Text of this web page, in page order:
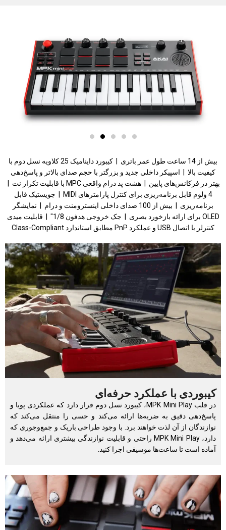
بیش از 14 ساعت طول عمر باتری | کیبورد داینامیک 25 کلاویه نسل دوم با
کیفیت بالا | اسپیکر داخلی جدید و بزرگتر با حجم صدای بالاتر و پاسخ‌دهی
بهتر در فرکانس‌های پایین | هشت پد درام واقعی MPC با قابلیت تکرار نت |
4 ولوم قابل برنامه‌ریزی برای کنترل پارامترهای MIDI | جویستیک قابل
برنامه‌ریزی | بیش از 100 صدای داخلی اینسترومنت و درام | نمایشگر
OLED برای ارائه بازخورد بصری | جک خروجی هدفون 1/8″ | قابلیت میدی
کنترلر با اتصال USB و عملکرد PnP مطابق استاندارد Class-Compliant
کیبوردی با عملکرد حرفه‌ای
در قلب MPK Mini Play، کیبورد نسل دوم قرار دارد که عملکردی پویا و
پاسخ‌دهی دقیق به ضربه‌ها ارائه می‌کند و حسی را منتقل می‌کند که
نوازندگان از آن لذت خواهند برد. با وجود طراحی باریک و جمع‌وجوری که
دارد، MPK Mini Play راحتی و قابلیت نوازندگی بیشتری ارائه می‌دهد و
آماده است تا ساعت‌ها موسیقی اجرا کنید.